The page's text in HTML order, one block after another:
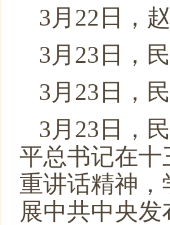
3月22日，
3月23日，
3月23日，
3月23日，
平总书记在
重讲话精神，
展中共中央